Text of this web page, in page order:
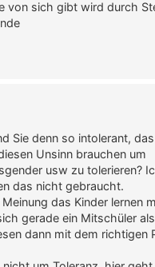
von sich gibt wird durch
Sie denn so intolerant,
Unsinn brauchen um
usw zu tolerieren?
das nicht gebraucht.
das Kinder lernen
gerade ein Mitschüler
dann mit dem richtigen